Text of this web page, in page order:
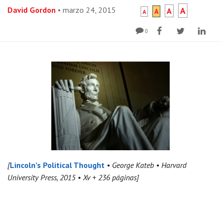
David Gordon • marzo 24, 2015 A A A A
0
[Lincoln’s Political Thought • George Kateb • Harvard
University Press, 2015 • Xv + 236 páginas]